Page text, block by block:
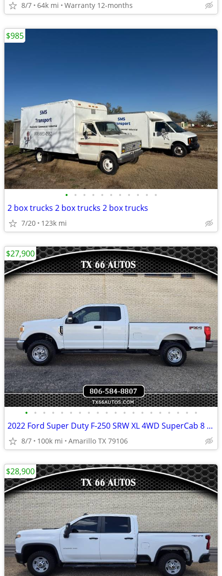
8/7 64k mi Warranty 12-months
• • • • • • • • • • •
2 box trucks 2 box trucks 2 box trucks
7/20 123k mi
$985
• • • • • • • • • • • • • • • • • • • •
2022 Ford Super Duty F-250 SRW XL 4WD SuperCab 8 Box
8/7 100k mi Amarillo TX 79106
$27,900
$28,900